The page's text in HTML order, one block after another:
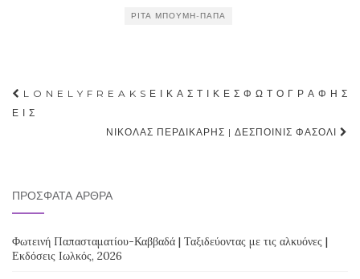
ΡΊΤΑ ΜΠΟΎΜΗ-ΠΑΠΆ
Post
navigation
L O N E L Y F R E A K S Ε Ι Κ Α Σ Τ Ι Κ Ε Σ Φ Ω Τ Ο Γ Ρ Α Φ Η Σ
Ε Ι Σ
ΝΙΚΌΛΑΣ ΠΕΡΔΙΚΆΡΗΣ | ΔΕΣΠΟΙΝΊΣ ΦΑΣΌΛΙ
ΠΡΌΣΦΑΤΑ ΆΡΘΡΑ
Φωτεινή Παπασταματίου-Καββαδά | Ταξιδεύοντας με τις αλκυόνες |
Εκδόσεις Ιωλκός, 2026